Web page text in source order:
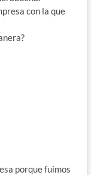
con la que
porque fuimos